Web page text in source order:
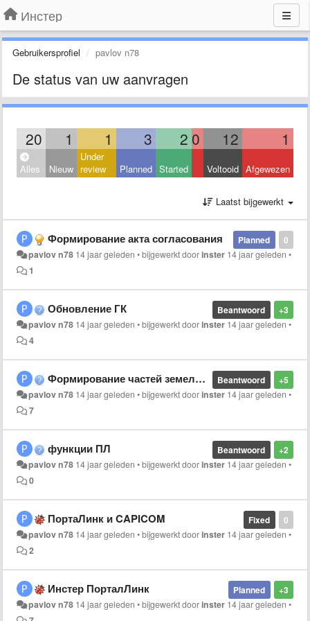
Инстер
Gebruikersprofiel pavlov n78
De status van uw aanvragen
20 1 1 3 2 0 12 1
Alles Nieuw
Under
review
Planned Started Voltooid Afgewezen
Laatst bijgewerkt
0
Planned
Формирование акта согласования
pavlov n78 14 jaar geleden •bijgewerkt doorinster 14 jaar geleden •
1
+3
Beantwoord
Обновление ГК
pavlov n78 14 jaar geleden •bijgewerkt doorinster 14 jaar geleden •
4
+5
Beantwoord
Формирование частей земельного участка
pavlov n78 14 jaar geleden •bijgewerkt doorinster 14 jaar geleden •
7
+2
Beantwoord
функции ПЛ
pavlov n78 14 jaar geleden •bijgewerkt doorinster 14 jaar geleden •
0
0
Fixed
ПортаЛинк и CAPICOM
pavlov n78 14 jaar geleden •bijgewerkt doorinster 14 jaar geleden •
2
+3
Planned
Инстер ПорталЛинк
pavlov n78 14 jaar geleden •bijgewerkt doorinster 14 jaar geleden •